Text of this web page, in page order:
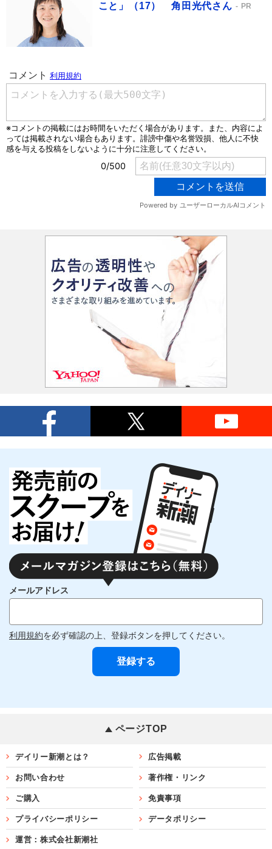
こと」（17） 角田光代さん
PR
メールアドレス
利用規約を必ず確認の上、登録ボタンを押してください。
ページTOP
デイリー新潮とは？ 広告掲載
お問い合わせ 著作権・リンク
ご購入 免責事項
プライバシーポリシー データポリシー
運営：株式会社新潮社